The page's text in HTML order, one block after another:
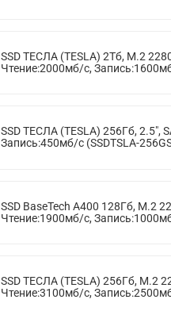
SSD ТЕСЛА (TESLA) 2Тб, M.2
Чтение:2000мб/с,
SSD ТЕСЛА (TESLA) 256Гб, 2.5",
Запись:450мб/с (SSDTSLA-
SSD BaseTech A400 128Гб, M.2
Чтение:1900мб/с,
SSD ТЕСЛА (TESLA) 256Гб, M.2
Чтение:3100мб/с,